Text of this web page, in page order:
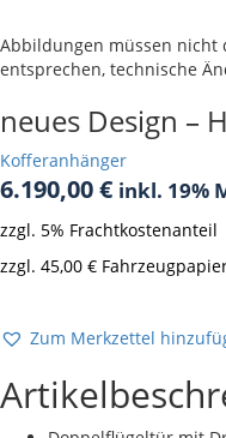
Abbildungen müssen nicht
entsprechen, technische
neues Design –
Kofferanhänger
6.190,00€ inkl. 19%
zzgl. 5% Frachtkostenanteil
zzgl. 45,00 €
Zum Merkzettel